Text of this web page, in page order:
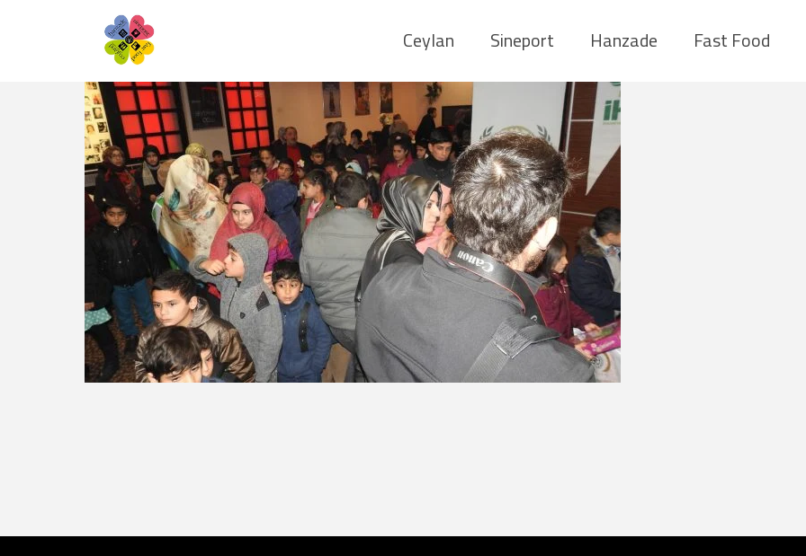
Ceylan Sineport Hanzade Fast Food